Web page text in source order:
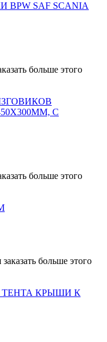
SAF SCANIA
больше этого
С
больше этого
больше этого
ТЕНТА КРЫШИ К